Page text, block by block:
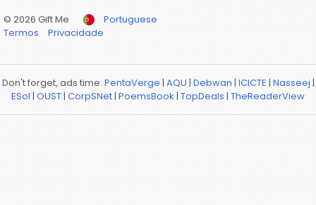
© 2026 Gift Me
Portuguese
Termos
Privacidade
Don't forget, ads time: PentaVerge | AQU | Debwan | ICICTE | Nasseej |
ESol | OUST| CorpSNet| PoemsBook | TopDeals | TheReaderView